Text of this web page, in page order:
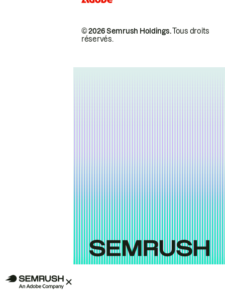
© 2026 Semrush Holdings.Tous droits
réservés.